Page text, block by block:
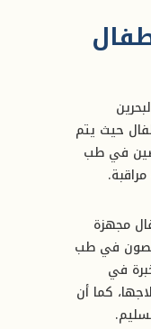
حيث يتم
في طب
مجهزة
في طب
في
كما أن